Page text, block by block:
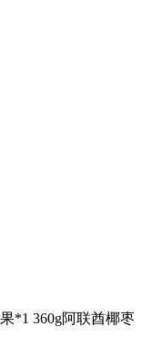
*1 360g阿联酋椰枣